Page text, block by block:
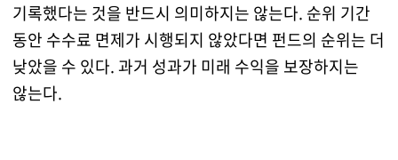
기록했다는 것을 반드시 의미하지는 않는다. 순위 기간
동안 수수료 면제가 시행되지 않았다면 펀드의 순위는 더
낮았을 수 있다. 과거 성과가 미래 수익을 보장하지는
않는다.